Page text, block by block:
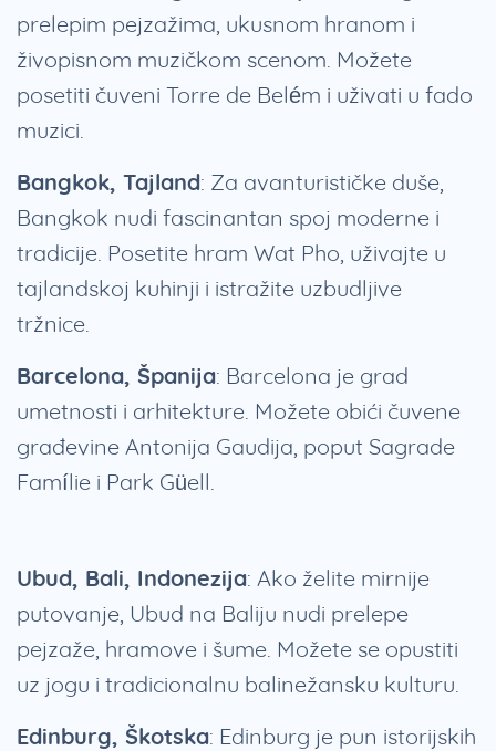
prelepim pejzažima, ukusnom hranom i
živopisnom muzičkom scenom. Možete
posetiti čuveni Torre de Belém i uživati u fado
muzici.
Bangkok, Tajland: Za avanturističke duše,
Bangkok nudi fascinantan spoj moderne i
tradicije. Posetite hram Wat Pho, uživajte u
tajlandskoj kuhinji i istražite uzbudljive
tržnice.
Barcelona, Španija: Barcelona je grad
umetnosti i arhitekture. Možete obići čuvene
građevine Antonija Gaudija, poput Sagrade
Famílie i Park Güell.
Ubud, Bali, Indonezija: Ako želite mirnije
putovanje, Ubud na Baliju nudi prelepe
pejzaže, hramove i šume. Možete se opustiti
uz jogu i tradicionalnu balinežansku kulturu.
Edinburg, Škotska: Edinburg je pun istorijskih